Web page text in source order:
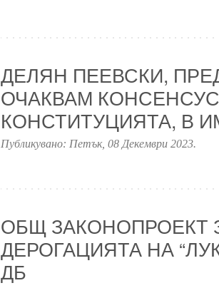
ДЕЛЯН ПЕЕВСКИ,
ОЧАКВАМ
КОНСТИТУЦИЯТА, В
Публикувано: Петък, 08 Декември 2023.
ОБЩ ЗАКОНОПРОЕКТ
ДЕРОГАЦИЯТА НА
ДБ